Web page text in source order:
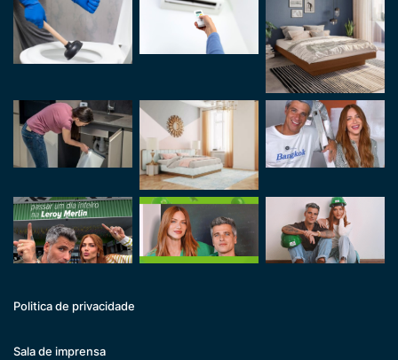
Politica de privacidade
Sala de imprensa